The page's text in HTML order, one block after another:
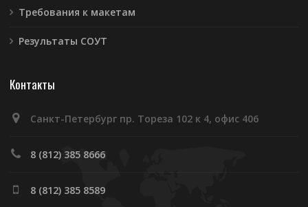
Требования к макетам
Результаты СОУТ
Контакты
Санкт-Петербург пр. Тореза 102 к 4, офис 406
8 (812) 385 8666
8 (812) 385 8589